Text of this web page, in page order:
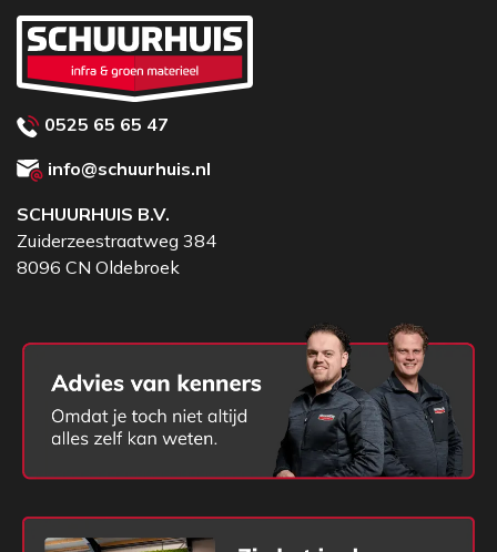
- De gele fluor kleur biedt een uitstekende
zichtbaarheid
- Kleur: zwart/fluo geel
0525 65 65 47
info@schuurhuis.nl
SCHUURHUIS B.V.
Zuiderzeestraatweg 384
8096 CN Oldebroek